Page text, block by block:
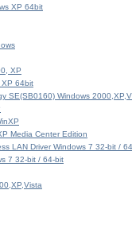
XP 64bit
XP
XP 64bit
SE(SB0160) Windows
Media Center Edition
LAN Driver Windows 7 32-bit /
7 32-bit / 64-bit